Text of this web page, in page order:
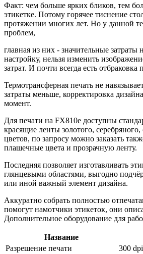
Факт: чем больше ярких бликов, тем
этикетке. Потому горячее тиснение
протяжении многих лет. Но у данной
проблем,
главная из них - значительные затраты
настройку, нельзя изменить
затрат. И почти всегда есть отбраковка
Термотрансферная печать не
затраты меньше, корректировка
момент.
Для печати на FX810e доступны
красящие ленты золотого,
цветов, по запросу можно заказать
плашечные цвета и прозрачную ленту.
Последняя позволяет изготавливать
глянцевыми областями, выгодно
или иной важный элемент дизайна.
Аккуратно собрать полностью
помогут намотчики этикеток, они
Дополнительное оборудование для
Название
Разрешение печати
300 dpi